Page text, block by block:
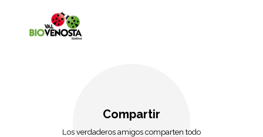
Compartir
Los verdaderos amigos comparten todo